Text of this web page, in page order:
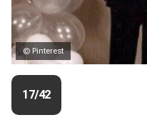
© Pinterest
17/42